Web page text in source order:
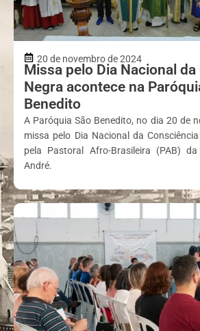
20 de novembro de 2024
Missa pelo Dia Nacional
Negra acontece na
Benedito
A Paróquia São Benedito, no dia 20 de
missa pelo Dia Nacional da
pela Pastoral Afro-Brasileira (PAB)
André.